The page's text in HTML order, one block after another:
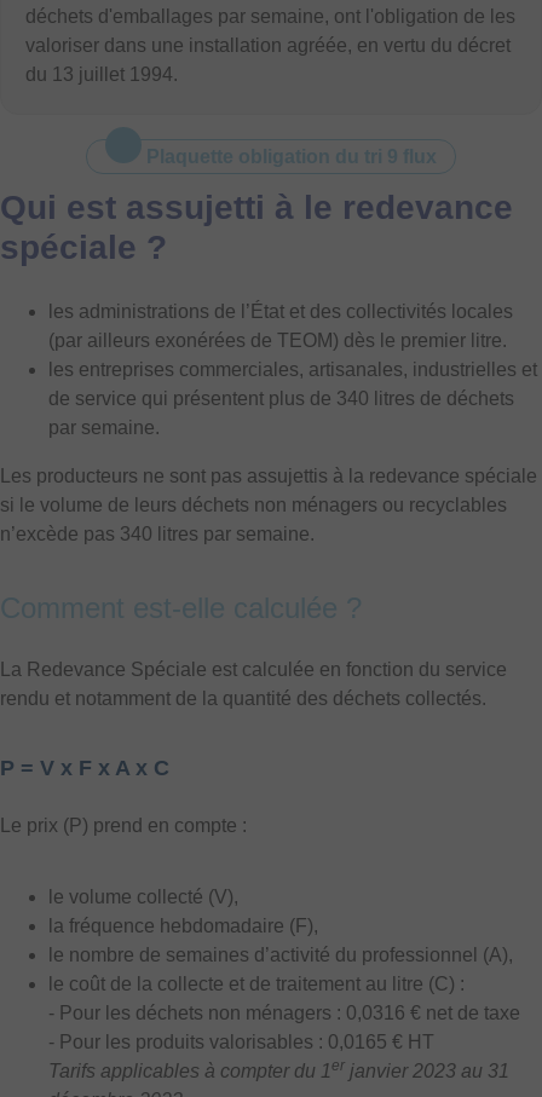
déchets d'emballages par semaine, ont l'obligation de les
valoriser dans une installation agréée, en vertu du décret
du 13 juillet 1994.
Plaquette obligation du tri 9 flux
Qui est assujetti à le redevance
spéciale ?
les administrations de l’État et des collectivités locales
(par ailleurs exonérées de TEOM) dès le premier litre.
les entreprises commerciales, artisanales, industrielles et
de service qui présentent plus de 340 litres de déchets
par semaine.
Les producteurs ne sont pas assujettis à la redevance spéciale
si le volume de leurs déchets non ménagers ou recyclables
n’excède pas 340 litres par semaine.
Comment est-elle calculée ?
La Redevance Spéciale est calculée en fonction du service
rendu et notamment de la quantité des déchets collectés.
P = V x F x A x C
Le prix (P) prend en compte :
le volume collecté (V),
la fréquence hebdomadaire (F),
le nombre de semaines d’activité du professionnel (A),
le coût de la collecte et de traitement au litre (C) :
- Pour les déchets non ménagers : 0,0316 € net de taxe
- Pour les produits valorisables : 0,0165 € HT
Tarifs applicables à compter du 1er janvier 2023 au 31